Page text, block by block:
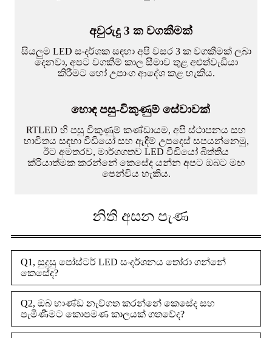
අවුරුදු 3 ක වගකීමක්
සියලුම LED සංදර්ශක සඳහා අපි වසර 3 ක වගකීමක් ලබා
දෙනවා, අපට වගකීම් කාල සීමාව තුළ අළුත්වැඩියා
කිරීමට හෝ උපාංග ආදේශ කළ හැකිය.
හොඳ පසු-විකුණුම් සේවාවක්
RTLED හි පසු විකුණුම් කණ්ඩායම, අපි ස්ථාපනය සහ
භාවිතය සඳහා වීඩියෝ සහ ඇඳීම් උපදෙස් සපයන්නෙමු,
ඊට අමතරව, මාර්ගගතව LED වීඩියෝ බිත්තිය
ක්රියාත්මක කරන්නේ කෙසේද යන්න අපට ඔබට මඟ
පෙන්විය හැකිය.
නිති අසන පැණ
Q1, සුදුසු පෝස්ටර් LED සංදර්ශනය තෝරා ගන්නේ
කෙසේද?
Q2, ඔබ භාණ්ඩ නැව්ගත කරන්නේ කෙසේද සහ
පැමිණීමට කොපමණ කාලයක් ගතවේද?